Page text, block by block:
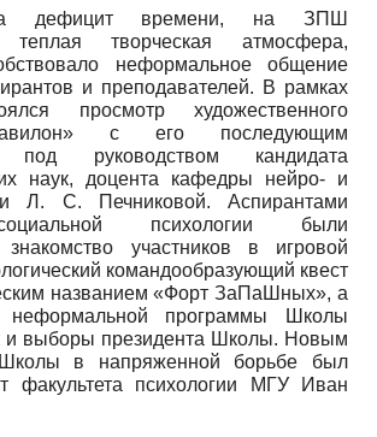
дефицит времени, на ЗПШ
теплая творческая атмосфера,
неформальное общение
и преподавателей. В рамках
просмотр художественного
с его последующим
под руководством кандидата
наук, доцента кафедры нейро- и
Л. С. Печниковой. Аспирантами
психологии были
знакомство участников в игровой
коман­дообразующий квест
названием «Форт ЗаПаШных», а
неформальной программы Школы
и выборы президента Школы. Новым
Школы в напряженной борьбе был
факультета психологии МГУ Иван